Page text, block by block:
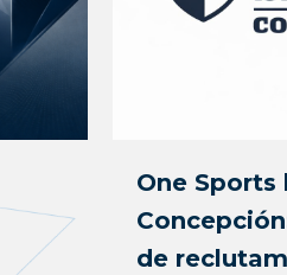
One Sports
de